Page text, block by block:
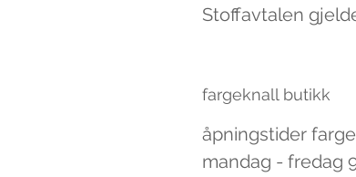
Stoffavtalen
fargeknall butikk
åpningstider
mandag - fredag